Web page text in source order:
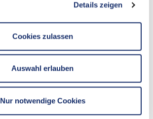
Details zeigen
Cookies zulassen
Auswahl erlauben
Nur notwendige Cookies